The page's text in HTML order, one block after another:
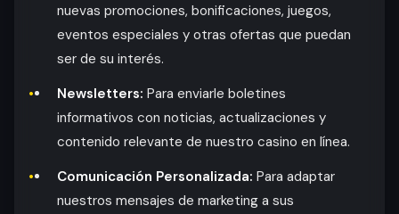
nuevas promociones, bonificaciones, juegos,
eventos especiales y otras ofertas que puedan
ser de su interés.
Newsletters: Para enviarle boletines
informativos con noticias, actualizaciones y
contenido relevante de nuestro casino en línea.
Comunicación Personalizada: Para adaptar
nuestros mensajes de marketing a sus